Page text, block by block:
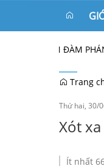
Ban
BÀN ĐÀM PHÁN
Trang
Thứ hai, 30/
Xót
Ít nhất